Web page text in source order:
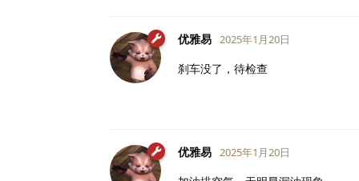
优雅易 2025年1月20日
刹车没了，待检查
优雅易 2025年1月20日